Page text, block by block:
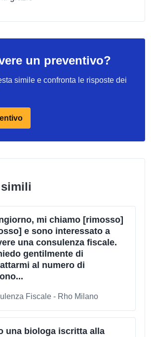
un preventivo?
simile e confronta le risposte dei
mi chiamo [rimosso]
e sono interessato a
una consulenza fiscale.
gentilmente di
al numero di
Fiscale - Rho Milano
una biologa iscritta alla